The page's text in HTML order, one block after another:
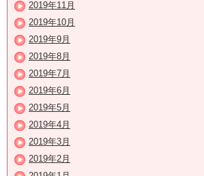
2019年11月
2019年10月
2019年9月
2019年8月
2019年7月
2019年6月
2019年5月
2019年4月
2019年3月
2019年2月